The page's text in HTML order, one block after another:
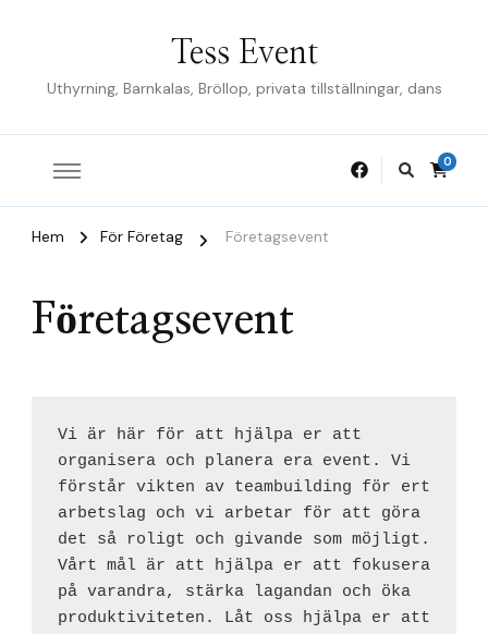
Tess Event
Uthyrning, Barnkalas, Bröllop, privata tillställningar, dans
0
Hem För Företag Företagsevent
Företagsevent
Vi är här för att hjälpa er att
organisera och planera era event. Vi
förstår vikten av teambuilding för ert
arbetslag och vi arbetar för att göra
det så roligt och givande som möjligt.
Vårt mål är att hjälpa er att fokusera
på varandra, stärka lagandan och öka
produktiviteten. Låt oss hjälpa er att